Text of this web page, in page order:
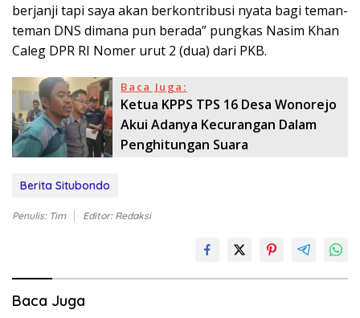
berjanji tapi saya akan berkontribusi nyata bagi teman-
teman DNS dimana pun berada” pungkas Nasim Khan
Caleg DPR RI Nomer urut 2 (dua) dari PKB.
Baca Juga:
Ketua KPPS TPS 16 Desa Wonorejo
Akui Adanya Kecurangan Dalam
Penghitungan Suara
Berita Situbondo
Penulis: Tim Editor: Redaksi
Baca Juga